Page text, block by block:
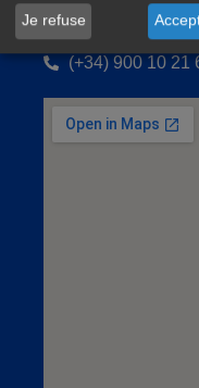
AleaSoft
Viladomat, 1,
(+34) 900 10 21
Je refuse